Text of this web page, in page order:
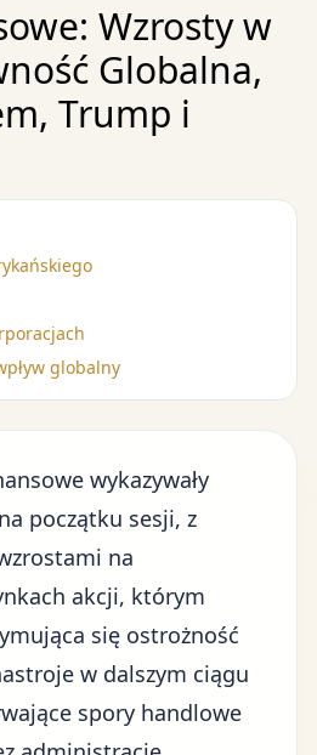
Wzrosty w
Globalna,
Trump i
globalny
wykazywały
początku sesji, z
na
akcji, którym
się ostrożność
w dalszym ciągu
spory handlowe